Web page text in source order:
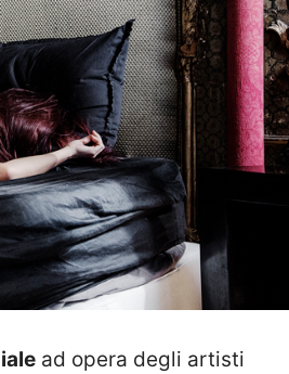
ad opera degli artisti